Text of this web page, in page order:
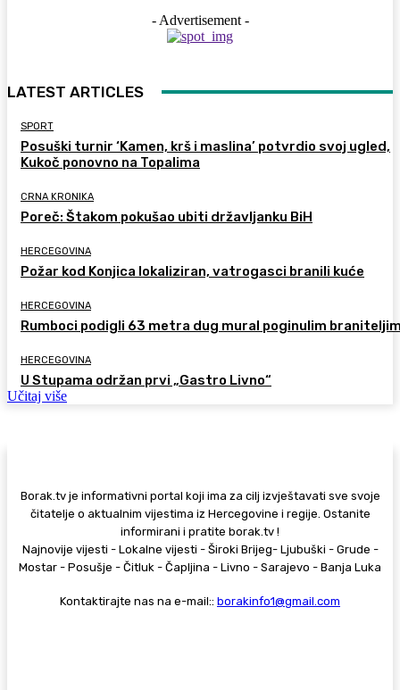
- Advertisement -
LATEST ARTICLES
SPORT
Posuški turnir ‘Kamen, krš i maslina’ potvrdio svoj ugled,
Kukoč ponovno na Topalima
CRNA KRONIKA
Poreč: Štakom pokušao ubiti državljanku BiH
HERCEGOVINA
Požar kod Konjica lokaliziran, vatrogasci branili kuće
HERCEGOVINA
Rumboci podigli 63 metra dug mural poginulim
HERCEGOVINA
U Stupama održan prvi „Gastro Livno“
Učitaj više
Borak.tv je informativni portal koji ima za cilj izvještavati sve svoje
čitatelje o aktualnim vijestima iz Hercegovine i regije. Ostanite
informirani i pratite borak.tv !
Najnovije vijesti - Lokalne vijesti - Široki Brijeg- Ljubuški - Grude -
Mostar - Posušje - Čitluk - Čapljina - Livno - Sarajevo - Banja Luka
Kontaktirajte nas na e-mail:: borakinfo1@gmail.com